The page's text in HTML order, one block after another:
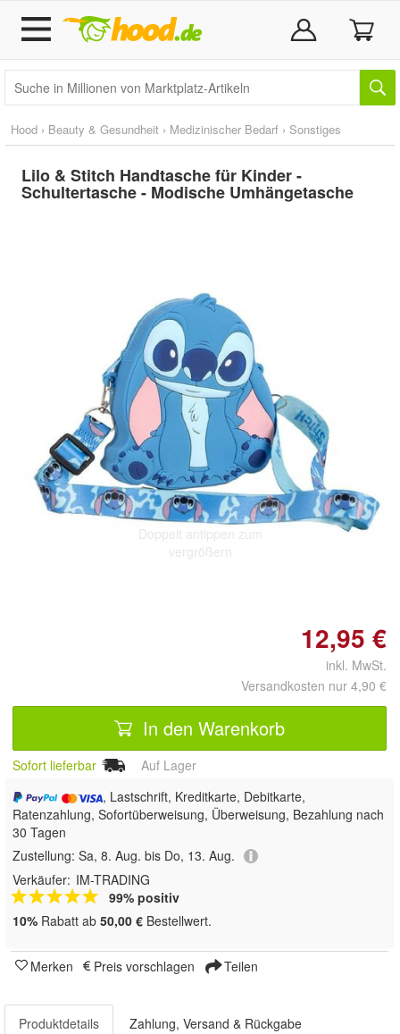
Hood › Beauty & Gesundheit › Medizinischer Bedarf › Sonstiges
Lilo & Stitch Handtasche für Kinder -
Schultertasche - Modische Umhängetasche
Doppelt antippen zum
vergrößern
12,95 €
inkl. MwSt.
Versandkosten nur 4,90 €
In den Warenkorb
Sofort lieferbar
Auf Lager
, Lastschrift, Kreditkarte, Debitkarte,
Ratenzahlung, Sofortüberweisung, Überweisung, Bezahlung nach
30 Tagen
Zustellung: Sa, 8. Aug. bis Do, 13. Aug.
Verkäufer: IM-TRADING
99% positiv
10% Rabatt ab 50,00 € Bestellwert.
Merken Preis vorschlagen Teilen
Produktdetails Zahlung, Versand & Rückgabe